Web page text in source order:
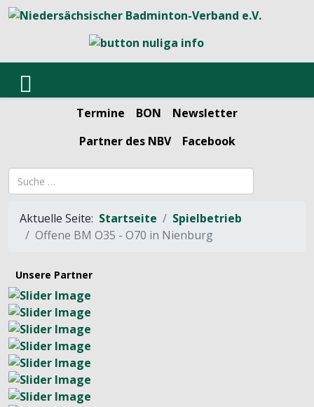
Termine BON
Newsletter
Partner des NBV
Facebook
Suchbegriff
Aktuelle Seite: Startseite
Spielbetrieb
Offene BM O35 - O70 in Nienburg
Unsere Partner